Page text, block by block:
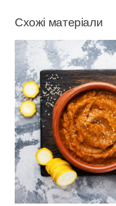
Схожі матеріали